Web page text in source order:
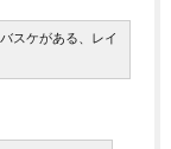
スケがある、レイ